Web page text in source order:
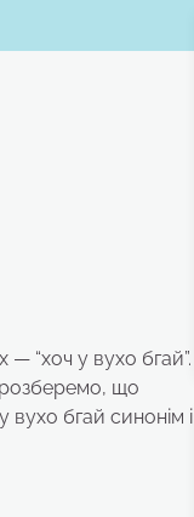
— “хоч у вухо бгай”.
розберемо, що
вухо бгай синонім і